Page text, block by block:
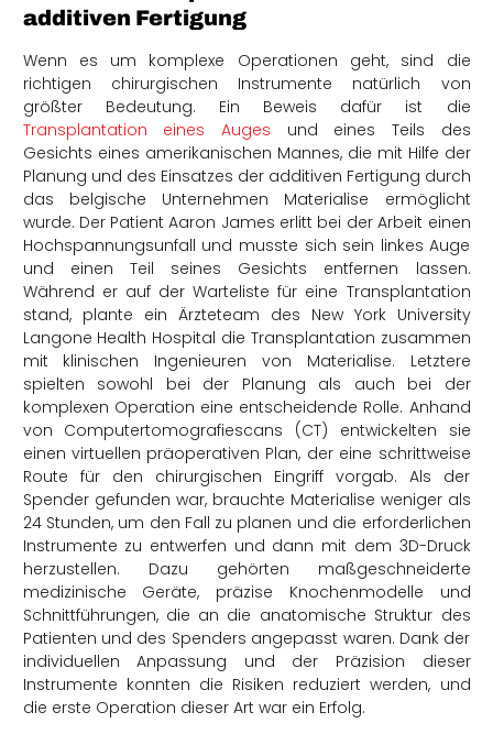
additiven Fertigung
Wenn es um komplexe Operationen geht, sind die
richtigen chirurgischen Instrumente natürlich von
größter Bedeutung. Ein Beweis dafür ist die
Transplantation eines Auges und eines Teils des
Gesichts eines amerikanischen Mannes, die mit Hilfe der
Planung und des Einsatzes der additiven Fertigung durch
das belgische Unternehmen Materialise ermöglicht
wurde. Der Patient Aaron James erlitt bei der Arbeit einen
Hochspannungsunfall und musste sich sein linkes Auge
und einen Teil seines Gesichts entfernen lassen.
Während er auf der Warteliste für eine Transplantation
stand, plante ein Ärzteteam des New York University
Langone Health Hospital die Transplantation zusammen
mit klinischen Ingenieuren von Materialise. Letztere
spielten sowohl bei der Planung als auch bei der
komplexen Operation eine entscheidende Rolle. Anhand
von Computertomografiescans (CT) entwickelten sie
einen virtuellen präoperativen Plan, der eine schrittweise
Route für den chirurgischen Eingriff vorgab. Als der
Spender gefunden war, brauchte Materialise weniger als
24 Stunden, um den Fall zu planen und die erforderlichen
Instrumente zu entwerfen und dann mit dem 3D-Druck
herzustellen. Dazu gehörten maßgeschneiderte
medizinische Geräte, präzise Knochenmodelle und
Schnittführungen, die an die anatomische Struktur des
Patienten und des Spenders angepasst waren. Dank der
individuellen Anpassung und der Präzision dieser
Instrumente konnten die Risiken reduziert werden, und
die erste Operation dieser Art war ein Erfolg.